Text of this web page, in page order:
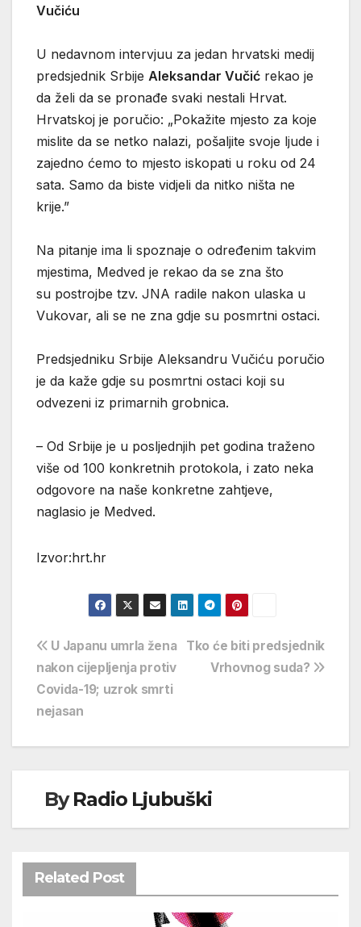
Vučiću
U nedavnom intervjuu za jedan hrvatski medij
predsjednik Srbije Aleksandar Vučić rekao je
da želi da se pronađe svaki nestali Hrvat.
Hrvatskoj je poručio: „Pokažite mjesto za koje
mislite da se netko nalazi, pošaljite svoje ljude i
zajedno ćemo to mjesto iskopati u roku od 24
sata. Samo da biste vidjeli da nitko ništa ne
krije.”
Na pitanje ima li spoznaje o određenim takvim
mjestima, Medved je rekao da se zna što
su postrojbe tzv. JNA radile nakon ulaska u
Vukovar, ali se ne zna gdje su posmrtni ostaci.
Predsjedniku Srbije Aleksandru Vučiću poručio
je da kaže gdje su posmrtni ostaci koji su
odvezeni iz primarnih grobnica.
– Od Srbije je u posljednjih pet godina traženo
više od 100 konkretnih protokola, i zato neka
odgovore na naše konkretne zahtjeve,
naglasio je Medved.
Izvor:hrt.hr
Navigacija
objava
Tko će biti predsjednik
Vrhovnog suda?
U Japanu umrla žena
nakon cijepljenja protiv
Covida-19; uzrok smrti
nejasan
ByRadio Ljubuški
Related Post